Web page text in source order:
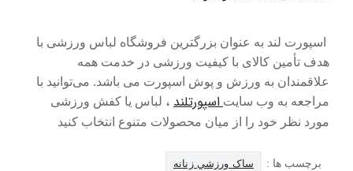
اسپورت لند به عنوان بزرگترین فروشگاه لباس ورزشی با
هدف تأمین کالای با کیفیت ورزشی در خدمت همه
علاقمندان به ورزش و پوش اسپورت می باشد. می‌توانید با
مراجعه به وب سایت اسپورتلند ، لباس یا کفش ورزشی
مورد نظر خود را از میان محصولات متنوع انتخاب کنید
برچسب ها : ساک ورزشي زنانه